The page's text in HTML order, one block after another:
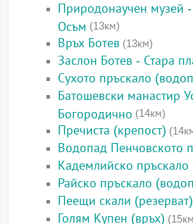
Природонаучен музей
Осъм (13км)
Връх Ботев (13км)
Заслон Ботев - Стара
Сухото пръскало
Батошевски манастир
Богородично (14км)
Пречиста (крепост)
Водопад Пенчовското
Кадемлийско
Райско пръскало
Пеещи скали (резерват)
Голям Купен (връх)